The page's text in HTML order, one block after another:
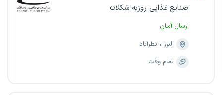
صنایع غذایی روزبه شکلات
ارسال آسان
البرز
نظرآباد
تمام وقت